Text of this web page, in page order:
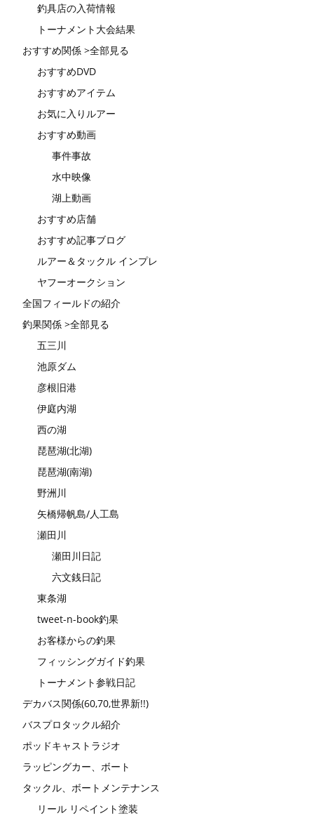
釣具店の入荷情報
トーナメント大会結果
おすすめ関係 >全部見る
おすすめDVD
おすすめアイテム
お気に入りルアー
おすすめ動画
事件事故
水中映像
湖上動画
おすすめ店舗
おすすめ記事ブログ
ルアー＆タックル インプレ
ヤフーオークション
全国フィールドの紹介
釣果関係 >全部見る
五三川
池原ダム
彦根旧港
伊庭内湖
西の湖
琵琶湖(北湖)
琵琶湖(南湖)
野洲川
矢橋帰帆島/人工島
瀬田川
瀬田川日記
六文銭日記
東条湖
tweet-n-book釣果
お客様からの釣果
フィッシングガイド釣果
トーナメント参戦日記
デカバス関係(60,70,世界新!!)
バスプロタックル紹介
ポッドキャストラジオ
ラッピングカー、ボート
タックル、ボートメンテナンス
リール リペイント塗装